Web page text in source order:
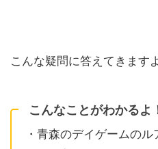
こんな疑問に答えてきます
こんなことがわかるよ
・青森のデイゲームのル